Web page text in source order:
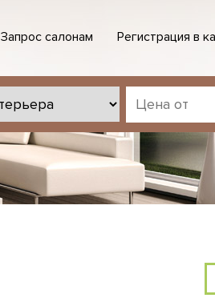
Запрос салонам Регистрация в